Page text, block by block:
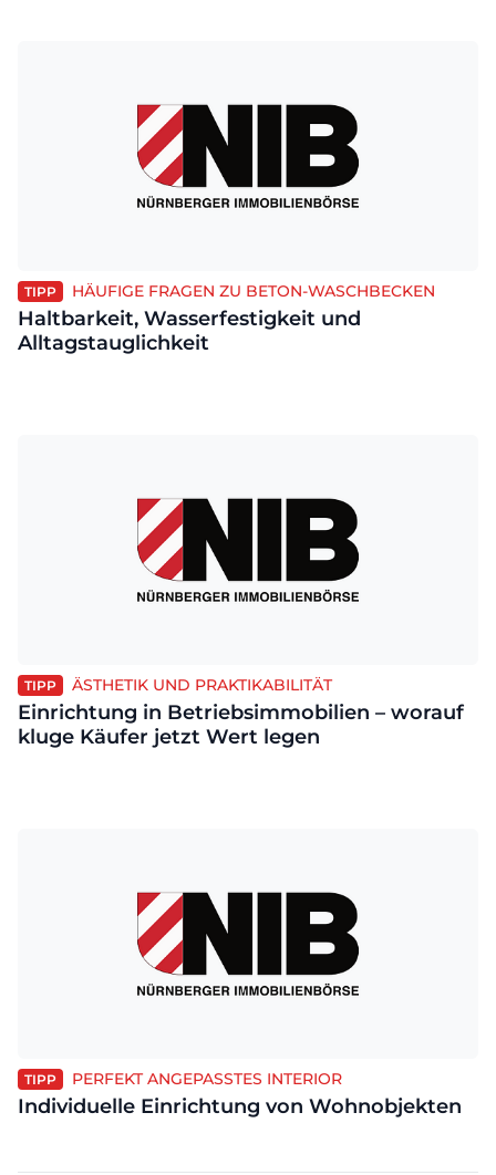
TIPP HÄUFIGE FRAGEN ZU BETON-WASCHBECKEN
Haltbarkeit, Wasserfestigkeit und
Alltagstauglichkeit
TIPP ÄSTHETIK UND PRAKTIKABILITÄT
Einrichtung in Betriebsimmobilien – worauf
kluge Käufer jetzt Wert legen
TIPP PERFEKT ANGEPASSTES INTERIOR
Individuelle Einrichtung von Wohnobjekten